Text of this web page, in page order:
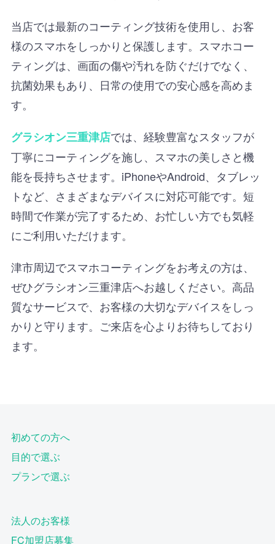
当店では最新のコーティング技術を使用し、お客
様のスマホをしっかりと保護します。スマホコー
ティングは、画面の傷や汚れを防ぐだけでなく、
抗菌効果もあり、日常の使用での安心感を高めま
す。
グラシオン三重津店では、経験豊富なスタッフが
丁寧にコーティングを施し、スマホの美しさと機
能を長持ちさせます。iPhoneやAndroid、タブレッ
トなど、さまざまなデバイスに対応可能です。短
時間で作業が完了するため、お忙しい方でも気軽
にご利用いただけます。
津市周辺でスマホコーティングをお考えの方は、
ぜひグラシオン三重津店へお越しください。高品
質なサービスで、お客様の大切なデバイスをしっ
かりと守ります。ご来店を心よりお待ちしており
ます。
初めての方へ
目的で選ぶ
プランで選ぶ
法人のお客様
FC加盟店募集